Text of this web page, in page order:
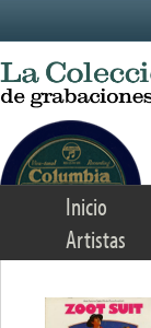
Inicio
Artistas